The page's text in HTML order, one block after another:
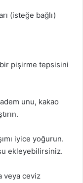
(isteğe bağlı)
bir pişirme tepsisini
unu, kakao
iyice yoğurun.
ekleyebilirsiniz.
veya ceviz